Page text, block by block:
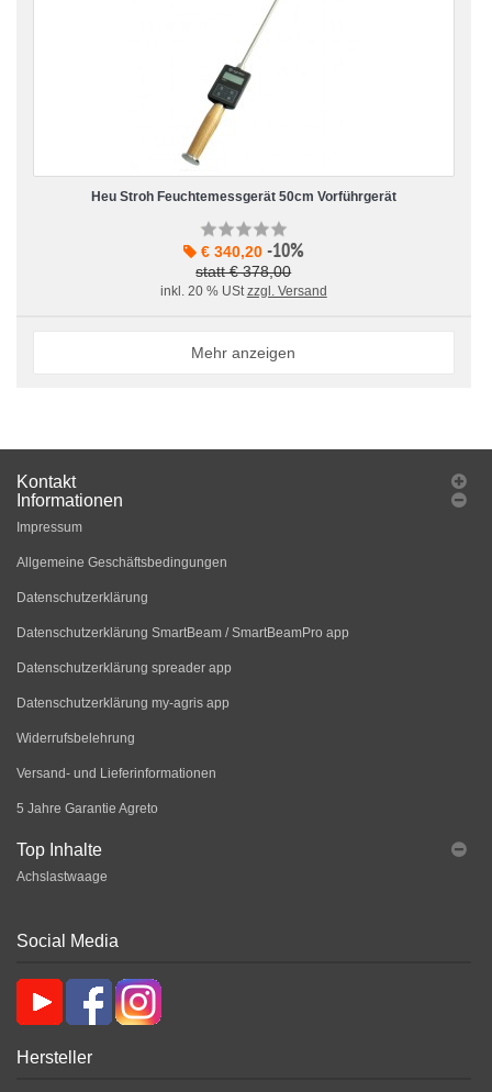
Heu Stroh Feuchtemessgerät 50cm Vorführgerät
€ 340,20 -10%
statt € 378,00
inkl. 20 % UStzzgl. Versand
Mehr anzeigen
Kontakt
Informationen
Impressum
Allgemeine Geschäftsbedingungen
Datenschutzerklärung
Datenschutzerklärung SmartBeam / SmartBeamPro app
Datenschutzerklärung spreader app
Datenschutzerklärung my-agris app
Widerrufsbelehrung
Versand- und Lieferinformationen
5 Jahre Garantie Agreto
Top Inhalte
Achslastwaage
Social Media
Hersteller